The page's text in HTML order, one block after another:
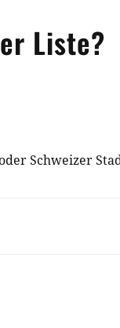
Liste?
Schweizer